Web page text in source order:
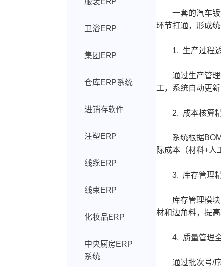
服装ERP
卫浴ERP
集团ERP
仓库ERP系统
进销存软件
注塑ERP
线缆ERP
线束ERP
化妆品ERP
中央厨房ERP
系统
一套的汽车钣金
环节打通，形成统
1. 生产过程透
通过生产管理模
工，系统自动更
2. 成本核算精
系统根据BOM
际成本（材料+人
3. 库存管理精
库存管理模块实
材和边角料，提
4. 质量管理全
通过批次号/序